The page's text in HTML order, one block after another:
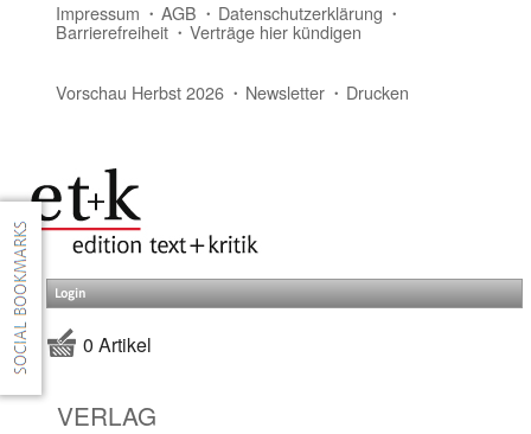
Impressum AGB Datenschutzerklärung
Barrierefreiheit Verträge hier kündigen
Vorschau Herbst 2026 Newsletter Drucken
Login
0 Artikel
VERLAG